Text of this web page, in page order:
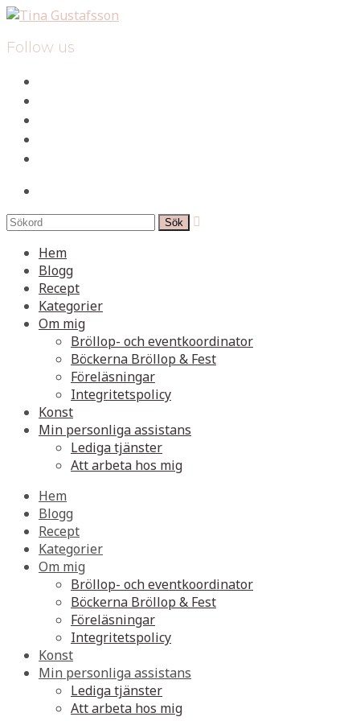
Follow us

Hem
Blogg
Recept
Kategorier
Om mig
Bröllop- och eventkoordinator
Böckerna Bröllop & Fest
Föreläsningar
Integritetspolicy
Konst
Min personliga assistans
Lediga tjänster
Att arbeta hos mig
Hem
Blogg
Recept
Kategorier
Om mig
Bröllop- och eventkoordinator
Böckerna Bröllop & Fest
Föreläsningar
Integritetspolicy
Konst
Min personliga assistans
Lediga tjänster
Att arbeta hos mig